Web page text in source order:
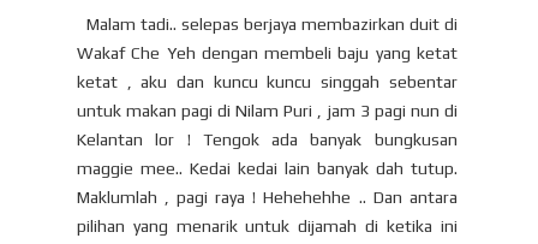
Malam tadi.. selepas berjaya membazirkan duit di
Wakaf Che Yeh dengan membeli baju yang ketat
ketat , aku dan kuncu kuncu singgah sebentar
untuk makan pagi di Nilam Puri , jam 3 pagi nun di
Kelantan lor ! Tengok ada banyak bungkusan
maggie mee.. Kedai kedai lain banyak dah tutup.
Maklumlah , pagi raya ! Hehehehhe .. Dan antara
pilihan yang menarik untuk dijamah di ketika ini